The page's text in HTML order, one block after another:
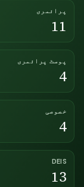
پرائمری
11
پوسٹ پرائمری
4
خصوصی
4
DEIS
13